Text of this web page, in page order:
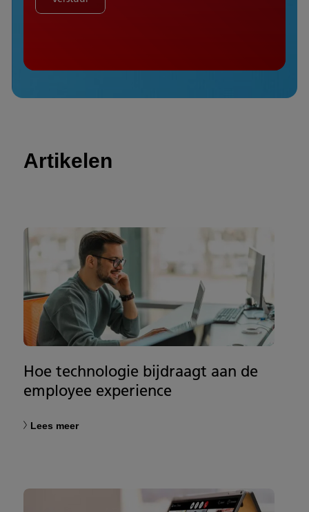
Artikelen
Hoe technologie bijdraagt aan de
employee experience
Lees meer